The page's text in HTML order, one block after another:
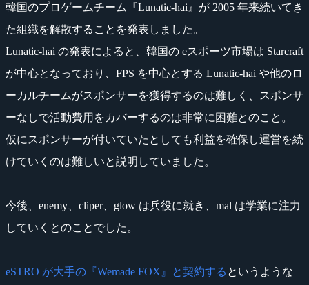
韓国のプロゲームチーム『Lunatic-hai』が 2005 年来続いてき
た組織を解散することを発表しました。
Lunatic-hai の発表によると、韓国の eスポーツ市場は Starcraft
が中心となっており、FPS を中心とする Lunatic-hai や他のロ
ーカルチームがスポンサーを獲得するのは難しく、スポンサ
ーなしで活動費用をカバーするのは非常に困難とのこと。
仮にスポンサーが付いていたとしても利益を確保し運営を続
けていくのは難しいと説明していました。
今後、enemy、cliper、glow は兵役に就き、mal は学業に注力
していくとのことでした。
eSTRO が大手の『Wemade FOX』と契約する というような